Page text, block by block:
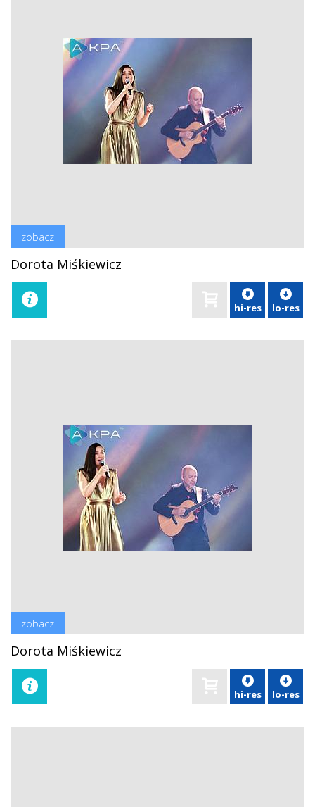
zobacz
Dorota Miśkiewicz
hi-res lo-res
zobacz
Dorota Miśkiewicz
hi-res lo-res